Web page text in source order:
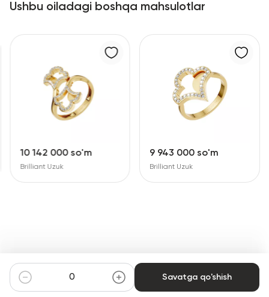
Savatga qo'shish
Ushbu oiladagi boshqa mahsulotlar
10 142 000 so'm
Brilliant Uzuk
9 943 000 so'm
Brilliant Uzuk